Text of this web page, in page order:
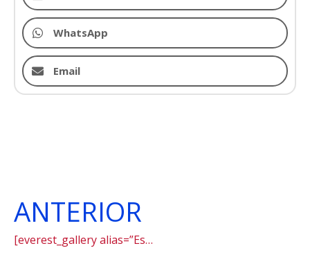
WhatsApp
Email
ANTERIOR
[everest_gallery alias=”Estudos do Meio 2023: visita ao MAC”]